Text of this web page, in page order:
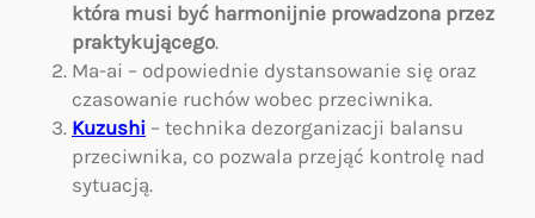
która musi być harmonijnie prowadzona przez
praktykującego.
Ma-ai – odpowiednie dystansowanie się oraz
czasowanie ruchów wobec przeciwnika.
Kuzushi – technika dezorganizacji balansu
przeciwnika, co pozwala przejąć kontrolę nad
sytuacją.